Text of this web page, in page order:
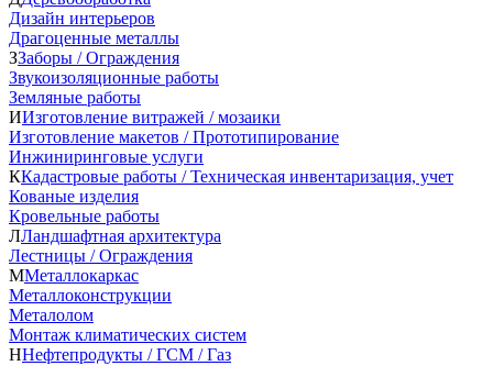
Дизайн интерьеров
Драгоценные металлы
ЗЗаборы / Ограждения
Звукоизоляционные работы
Земляные работы
ИИзготовление витражей / мозаики
Изготовление макетов / Прототипирование
Инжиниринговые услуги
ККадастровые работы / Техническая инвентаризация, учет
Кованые изделия
Кровельные работы
ЛЛандшафтная архитектура
Лестницы / Ограждения
ММеталлокаркас
Металлоконструкции
Металолом
Монтаж климатических систем
ННефтепродукты / ГСМ / Газ